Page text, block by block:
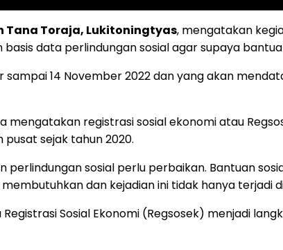
Tana Toraja, Lukitoningtyas, mengatakan
data perlindungan sosial agar supaya
sampai 14 November 2022 dan yang akan
registrasi sosial ekonomi atau
sejak tahun 2020.
sosial perlu perbaikan. Bantuan
dan kejadian ini tidak hanya terjadi
Sosial Ekonomi (Regsosek) menjadi